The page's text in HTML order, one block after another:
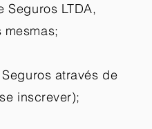
LTDA,
através de
inscrever);